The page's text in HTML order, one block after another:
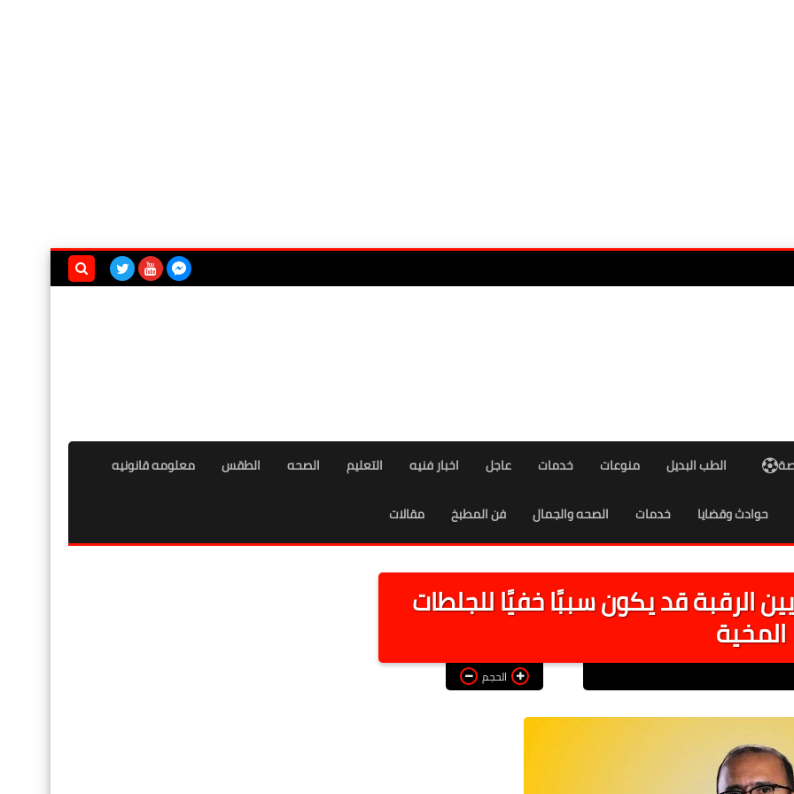
الطب البديل منوعات خدمات عاجل اخبار فنيه التعليم الصحه الطقس معلومه قانونيه
حوادث وقضايا خدمات الصحه والجمال فن المطبخ مقالات
الرقبة قد يكون سببًا خفيًا للجلطات
المخية
الحجم